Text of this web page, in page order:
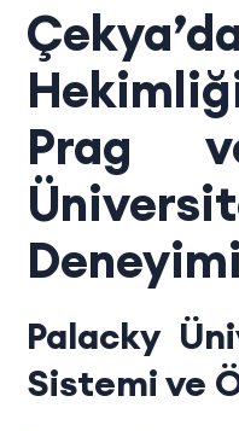
Prag
Deneyimi
Palacky
Sistemi ve